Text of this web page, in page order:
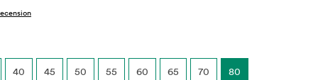
40 45 50 55 60 65 70 80